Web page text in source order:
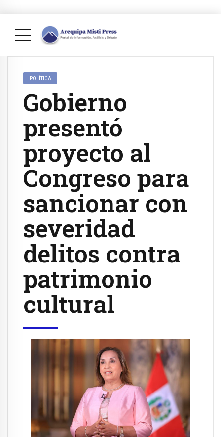
POLÍTICA
Gobierno
presentó
proyecto al
Congreso para
sancionar con
severidad
delitos contra
patrimonio
cultural